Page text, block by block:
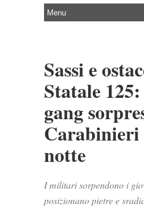
Sassi e
Statale
gang
Carabinieri
notte
I militari sorpendono i
posizionano pietre e